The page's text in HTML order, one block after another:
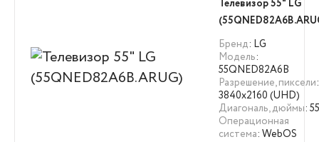
Телевизор 55" LG
Бренд: LG
Модель:
55QNED82A6B
Разрешение, пиксели:
3840х2160 (UHD)
Диагональ, дюймы: 55
Операционная
система: WebOS